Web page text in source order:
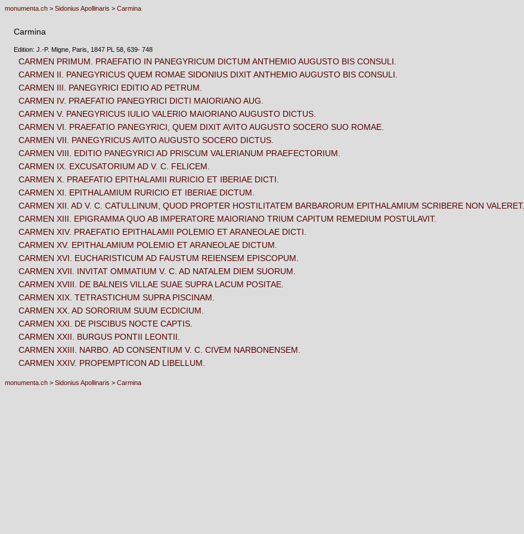
monumenta.ch > Sidonius Apollinaris > Carmina
Carmina
Edition: J.-P. Migne, Paris, 1847 PL 58, 639- 748
CARMEN PRIMUM. PRAEFATIO IN PANEGYRICUM DICTUM ANTHEMIO AUGUSTO BIS CONSULI.
CARMEN II. PANEGYRICUS QUEM ROMAE SIDONIUS DIXIT ANTHEMIO AUGUSTO BIS CONSULI.
CARMEN III. PANEGYRICI EDITIO AD PETRUM.
CARMEN IV. PRAEFATIO PANEGYRICI DICTI MAIORIANO AUG.
CARMEN V. PANEGYRICUS IULIO VALERIO MAIORIANO AUGUSTO DICTUS.
CARMEN VI. PRAEFATIO PANEGYRICI, QUEM DIXIT AVITO AUGUSTO SOCERO SUO ROMAE.
CARMEN VII. PANEGYRICUS AVITO AUGUSTO SOCERO DICTUS.
CARMEN VIII. EDITIO PANEGYRICI AD PRISCUM VALERIANUM PRAEFECTORIUM.
CARMEN IX. EXCUSATORIUM AD V. C. FELICEM.
CARMEN X. PRAEFATIO EPITHALAMII RURICIO ET IBERIAE DICTI.
CARMEN XI. EPITHALAMIUM RURICIO ET IBERIAE DICTUM.
CARMEN XII. AD V. C. CATULLINUM, QUOD PROPTER HOSTILITATEM BARBARORUM EPITHALAMIUM SCRIBERE NON VALERET.
CARMEN XIII. EPIGRAMMA QUO AB IMPERATORE MAIORIANO TRIUM CAPITUM REMEDIUM POSTULAVIT.
CARMEN XIV. PRAEFATIO EPITHALAMII POLEMIO ET ARANEOLAE DICTI.
CARMEN XV. EPITHALAMIUM POLEMIO ET ARANEOLAE DICTUM.
CARMEN XVI. EUCHARISTICUM AD FAUSTUM REIENSEM EPISCOPUM.
CARMEN XVII. INVITAT OMMATIUM V. C. AD NATALEM DIEM SUORUM.
CARMEN XVIII. DE BALNEIS VILLAE SUAE SUPRA LACUM POSITAE.
CARMEN XIX. TETRASTICHUM SUPRA PISCINAM.
CARMEN XX. AD SORORIUM SUUM ECDICIUM.
CARMEN XXI. DE PISCIBUS NOCTE CAPTIS.
CARMEN XXII. BURGUS PONTII LEONTII.
CARMEN XXIII. NARBO. AD CONSENTIUM V. C. CIVEM NARBONENSEM.
CARMEN XXIV. PROPEMPTICON AD LIBELLUM.
monumenta.ch > Sidonius Apollinaris > Carmina